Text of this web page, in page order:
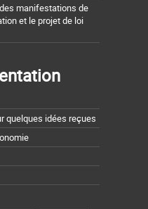
manifestations de
et le projet de loi
quelques idées reçues